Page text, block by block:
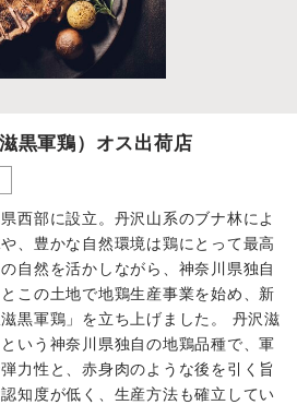
黒軍鶏）オス出荷店
西部に設立。丹沢山系のブナ林によ
、豊かな自然環境は鶏にとって最高
自然を活かしながら、神奈川県独自
この土地で地鶏生産事業を始め、新
黒軍鶏」を立ち上げました。 丹沢滋
いう神奈川県独自の地鶏品種で、軍
力性と、赤身肉のような後を引く旨
知度が低く、生産方法も確立してい